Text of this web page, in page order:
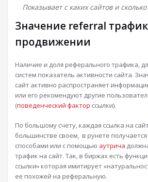
Показывает с каких сайтов и
Значение referral
продвижении
Наличие и доля реферального трафика,
систем показатель активности сайта.
сайт активно распространяет
или его рекомендуют другие
(поведенческий фактор ссылки).
По большому счету, каждая ссылка на
большинстве своем, в рунете
способами или с помощью аутрича
трафик на сайт. Так, в биржах есть
ссылки» которая имитирует
ее похожей на реферальную.